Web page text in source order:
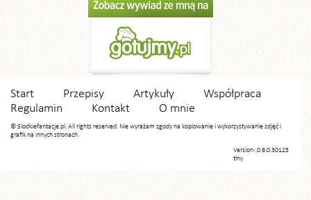
Start Przepisy Artykuły
Współpraca
Regulamin
Kontakt O mnie
© Slodkiefantazje.pl. All rights reserved. Nie wyrażam zgody na kopiowanie i wykorzystywanie zdjęć i
grafik na innych stronach.
Version: 0.6.0.30125
tiny